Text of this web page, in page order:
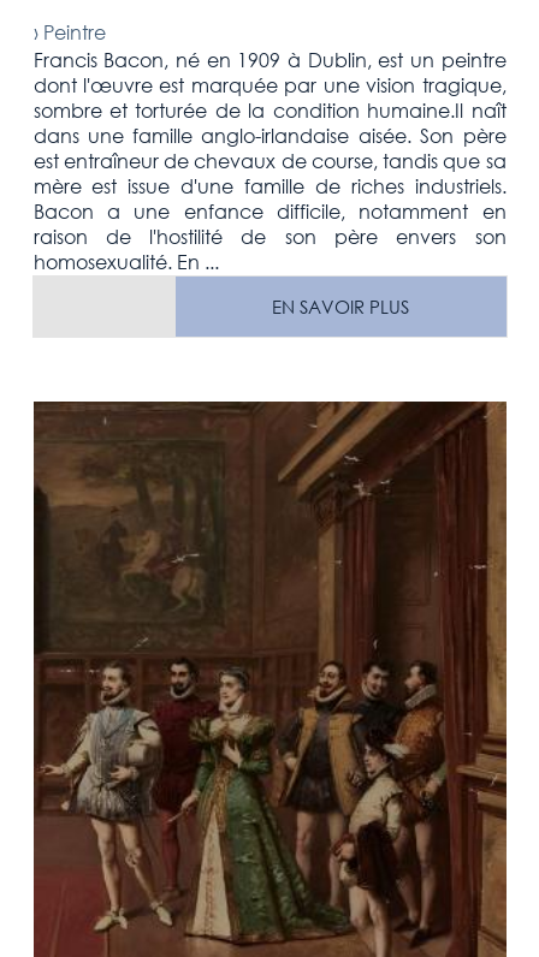
› Peintre
Francis Bacon, né en 1909 à Dublin, est un peintre
dont l'œuvre est marquée par une vision tragique,
sombre et torturée de la condition humaine.Il naît
dans une famille anglo-irlandaise aisée. Son père
est entraîneur de chevaux de course, tandis que sa
mère est issue d'une famille de riches industriels.
Bacon a une enfance difficile, notamment en
raison de l'hostilité de son père envers son
homosexualité. En ...
EN SAVOIR PLUS